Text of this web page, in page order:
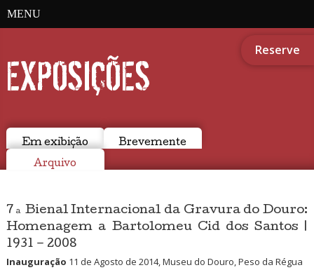
MENU
Reserve
EXPOSIÇÕES
Em exibição Brevemente
Arquivo
7ª Bienal Internacional da Gravura do Douro:
Homenagem a Bartolomeu Cid dos Santos |
1931 – 2008
Inauguração 11 de Agosto de 2014, Museu do Douro, Peso da Régua